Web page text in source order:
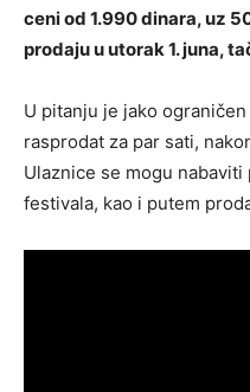
ceni od 1.990 dinara, uz
prodaju u utorak 1. juna,
U pitanju je jako
rasprodat za par sati,
Ulaznice se mogu
festivala, kao i putem